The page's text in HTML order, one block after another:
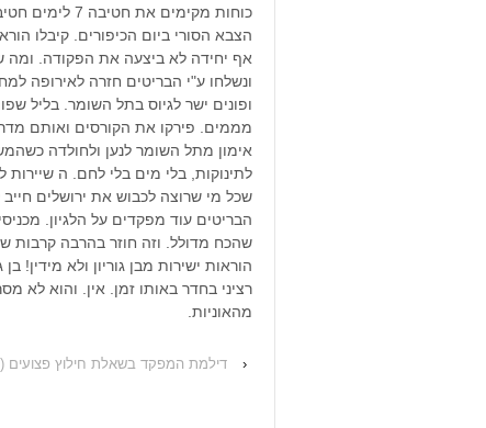
כוחות
אף יחידה לא ביצעה את הפקודה. ומה
ונשלחו ע"י הבריטים חזרה לאירופה
ופונים ישר לגיוס בתל השומר. בליל
אימון מתל השומר לנען ולחולדה
לתינוקות, בלי מים בלי לחם. ה
שכל מי שרוצה לכבוש את ירושלים
הבריטים עוד מפקדים על הלגיון.
מהאוניות.
‹ דילמת המפקד בשאלת חילוץ פצועים